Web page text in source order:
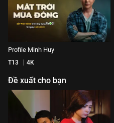
Profile Minh Huy
T13 4K
Đề xuất cho bạn